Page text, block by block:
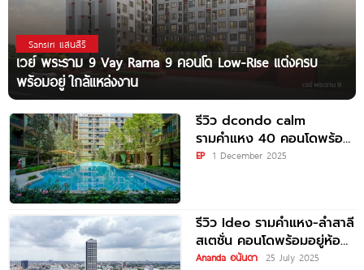
Sansiri แสนสิริ
เวย์ พระราม 9 Vay Rama 9 คอนโด Low-Rise แต่งครบ
พร้อมอยู่ ใกล้แหล่งงาน
รีวิว dcondo calm
รามคำแหง 40 คอนโดพร้อม
อยู่ จัดเต็มกับพื้นที่ส่วนกลาง
EP 1 December 2025
รีวิว Ideo รามคำแหง-ลำสาลี
สเตชั่น คอนโดพร้อมอยู่ห้อง
เพดานสูง 4.45 ม.* ใกล้
Ananda อนันดา 25 July 2025